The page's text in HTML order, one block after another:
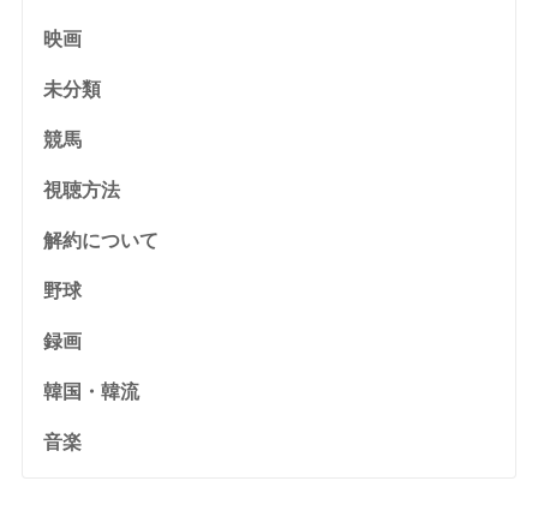
映画
未分類
競馬
視聴方法
解約について
野球
録画
韓国・韓流
音楽